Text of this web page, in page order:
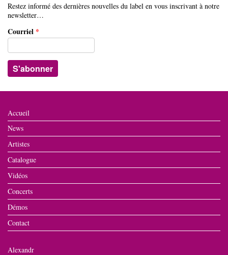
Restez informé des dernières nouvelles du label en vous inscrivant à notre
newsletter…
Courriel *
Accueil
News
Artistes
Catalogue
Vidéos
Concerts
Démos
Contact
Alexandr